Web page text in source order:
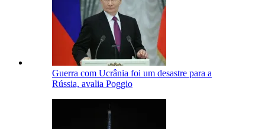
Guerra com Ucrânia foi um desastre para a
Rússia, avalia Poggio